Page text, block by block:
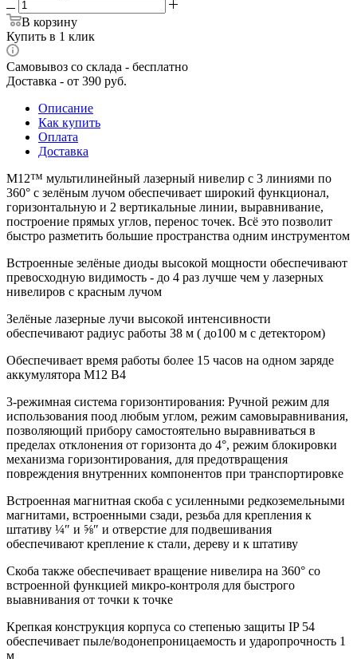
В корзину
Купить в 1 клик
Самовывоз со склада - бесплатно
Доставка - от 390 руб.
Описание
Как купить
Оплата
Доставка
M12™ мультилинейный лазерный нивелир с 3 линиями по
360° с зелёным лучом обеспечивает широкий функционал,
горизонтальную и 2 вертикальные линии, выравнивание,
построение прямых углов, перенос точек. Всё это позволит
быстро разметить большие пространства одним инструментом
Встроенные зелёные диоды высокой мощности обеспечивают
превосходную видимость - до 4 раз лучше чем у лазерных
нивелиров с красным лучом
Зелёные лазерные лучи высокой интенсивности
обеспечивают радиус работы 38 м ( до100 м с детектором)
Обеспечивает время работы более 15 часов на одном заряде
аккумулятора M12 B4
3-режимная система горизонтирования: Ручной режим для
использования поод любым углом, режим самовыравнивания,
позволяющий прибору самостоятельно выравниваться в
пределах отклонения от горизонта до 4°, режим блокировки
механизма горизонтирования, для предотвращения
повреждения внутренних компонентов при транспортировке
Встроенная магнитная скоба с усиленными редкоземельными
магнитами, встроенными сзади, резьба для крепления к
штативу ¼″ и ⅝″ и отверстие для подвешивания
обеспечивают крепление к стали, дереву и к штативу
Скоба также обеспечивает вращение нивелира на 360° со
встроенной функцией микро-контроля для быстрого
выавнивания от точки к точке
Крепкая конструкция корпуса со степенью защиты IP 54
обеспечивает пыле/водонепроницаемость и ударопрочность 1
м